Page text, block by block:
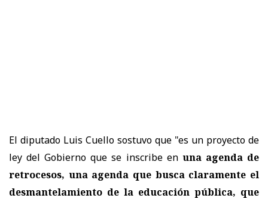
El diputado Luis Cuello sostuvo que "es un proyecto de
ley del Gobierno que se inscribe enuna agenda de
retrocesos, una agenda que busca claramente el
desmantelamiento de la educación pública, que